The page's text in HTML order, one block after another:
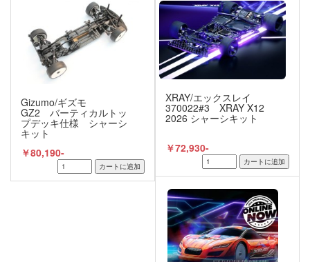
Gizumo/ギズモ
GZ2 バーティカルトッ
プデッキ仕様 シャーシ
キット
￥80,190-
XRAY/エックスレイ
370022#3 XRAY X12
2026 シャーシキット
￥72,930-